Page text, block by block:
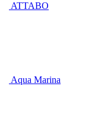
ATTABO
Aqua Marina